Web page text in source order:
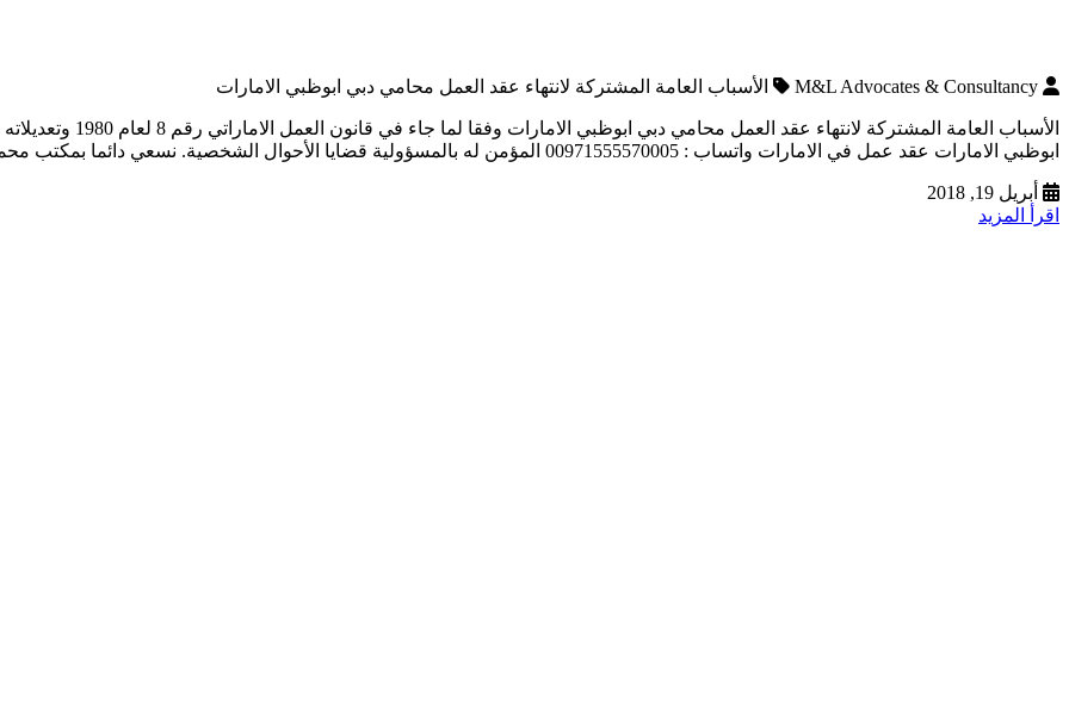
M&L Advocates & Consultancy الأسباب العامة المشتركة لانتهاء عقد العمل محامي دبي ابوظبي الامارات
الأسباب العامة
ابوظبي الامارات عقد عمل في الامارات واتساب : 00971555570005 المؤمن له بالمسؤولية قضايا الأحوال الشخصية. نسعي دائما بمكتب محمد محمود المرزوقي للمحاماة والاستشارات القانونية […]
أبريل 19, 2018
اقرأ المزيد